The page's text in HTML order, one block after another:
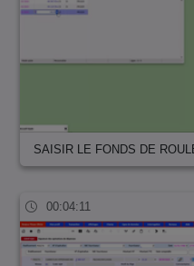
SAISIR LE FONDS DE
00:04:11